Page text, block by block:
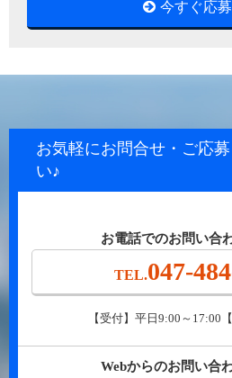
今すぐ応
お気軽にお問合せ・ご応募
い♪
お電話でのお問い合
TEL.047-
【受付】平日9:00～17:00
Webからのお問い合